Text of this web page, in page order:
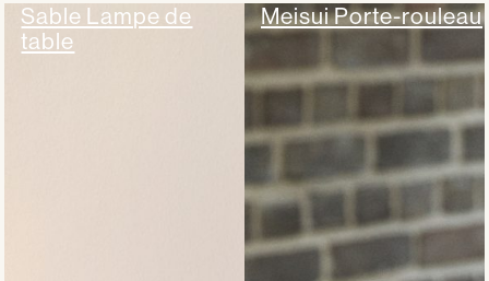
Sable Lampe de
table
Meisui Porte-rouleau